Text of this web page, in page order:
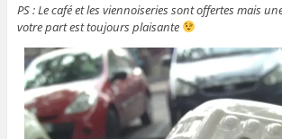
PS : Le café et les viennoiseries sont offertes mais
votre part est toujours plaisante